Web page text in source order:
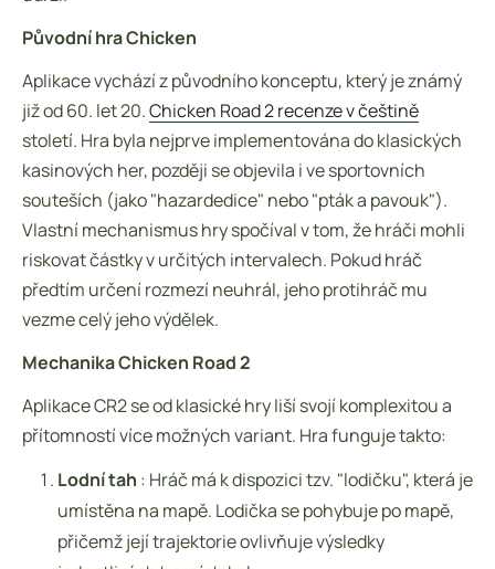
Původní hra Chicken
Aplikace vychází z původního konceptu, který je známý
již od 60. let 20.Chicken Road 2 recenze v češtině
století. Hra byla nejprve implementována do klasických
kasinových her, později se objevila i ve sportovních
souteších (jako "hazardedice" nebo "pták a pavouk").
Vlastní mechanismus hry spočíval v tom, že hráči mohli
riskovat částky v určitých intervalech. Pokud hráč
předtím určení rozmezí neuhrál, jeho protihráč mu
vezme celý jeho výdělek.
Mechanika Chicken Road 2
Aplikace CR2 se od klasické hry liší svojí komplexitou a
přítomností více možných variant. Hra funguje takto:
Lodní tah : Hráč má k dispozici tzv. "lodičku", která je
umístěna na mapě. Lodička se pohybuje po mapě,
přičemž její trajektorie ovlivňuje výsledky